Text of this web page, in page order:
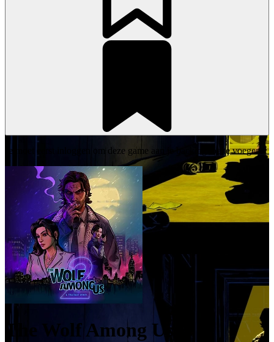
Je moet eerst inloggen om deze game aan je backlog toe te voegen.
The Wolf Among Us 2